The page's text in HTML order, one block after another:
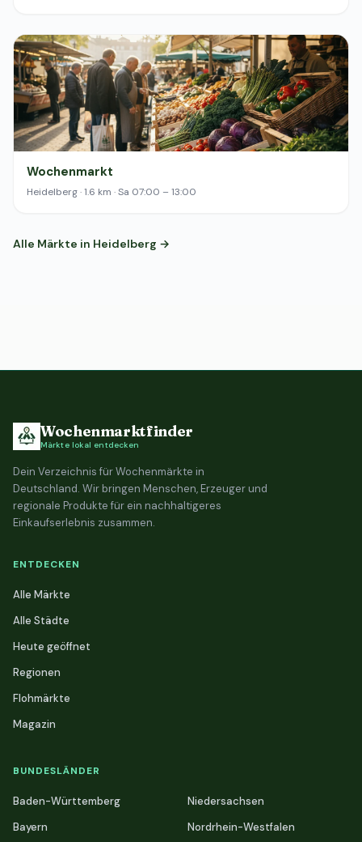
Wochenmarkt
Heidelberg · 1.6 km · Sa 07:00 – 13:00
Alle Märkte in Heidelberg →
Wochenmarktfinder
Märkte lokal entdecken
Dein Verzeichnis für Wochenmärkte in
Deutschland. Wir bringen Menschen, Erzeuger und
regionale Produkte für ein nachhaltigeres
Einkaufserlebnis zusammen.
ENTDECKEN
Alle Märkte
Alle Städte
Heute geöffnet
Regionen
Flohmärkte
Magazin
BUNDESLÄNDER
Baden-Württemberg
Bayern
Niedersachsen
Nordrhein-Westfalen